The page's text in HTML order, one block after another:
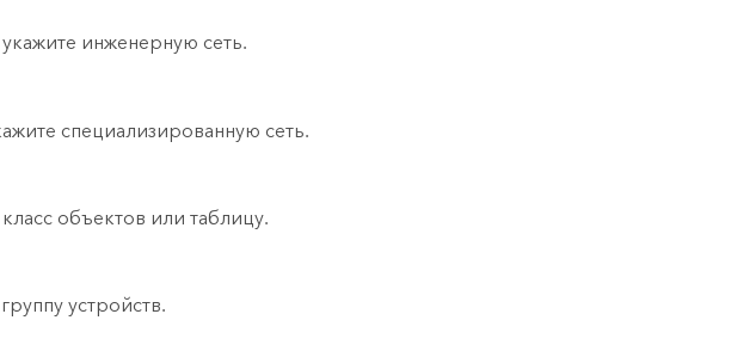
укажите инженерную сеть.
специализированную сеть.
объектов или таблицу.
устройств.